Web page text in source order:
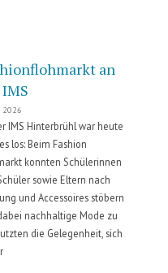
an
2026
IMS Hinterbrühl war heute
los: Beim Fashion
konnten Schülerinnen
sowie Eltern nach
und Accessoires stöbern
nachhaltige Mode zu
die Gelegenheit, sich